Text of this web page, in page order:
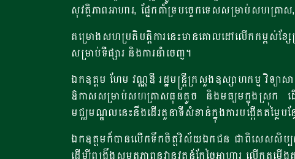
សុវត្ថិភាពអាហារ, ផ្នែកគាំទ្របច្ចេកទេសសម្រាប់ស
គម្រោងសហប្រតិបត្តិការនេះមានគោលដៅលើកកម្ពស់ខ្
សម្រាប់ទីផ្សារ និងការនាំចេញ។
ឯកឧត្តម ហែម វណ្ណឌី រដ្ឋមន្ត្រីក្រសួងឧស្សាហកម្ម វិទ្យា
ឱកាសសម្រាប់សហគ្រាសធុនតូច និងមធ្យមក្នុងស្រុក ដើ
មជ្ឈមណ្ឌលនេះនឹងដើរតួនាទីសំខាន់ក្នុងការបង្កើតតម្លៃ
ឯកឧត្តមក៏បានលើកទឹកចិត្តវិស័យឯកជន ជាពិសេសសិប្បកម្ម
ដើម្បីពង្រឹងសមត្ថភាពនវានុវត្តន៍កែច្នៃអាហារ លើកតម្